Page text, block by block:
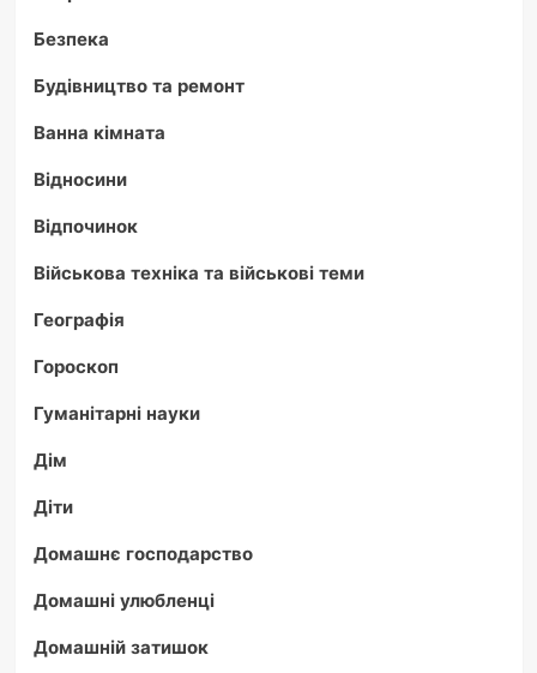
Безпека
Будівництво та ремонт
Ванна кімната
Відносини
Відпочинок
Військова техніка та військові теми
Географія
Гороскоп
Гуманітарні науки
Дім
Діти
Домашнє господарство
Домашні улюбленці
Домашній затишок